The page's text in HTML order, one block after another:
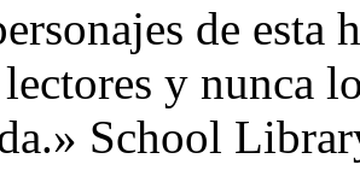
de esta
lectores y nunca
School